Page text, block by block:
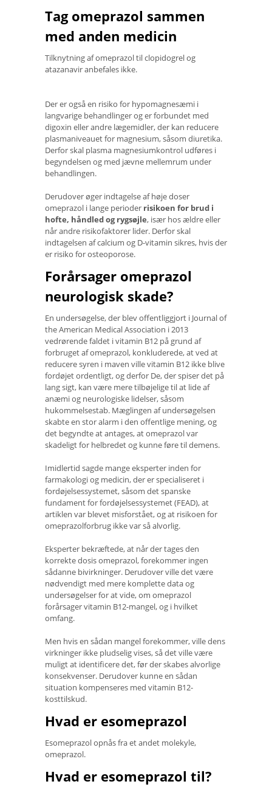
Tag omeprazol sammen
med anden medicin
Tilknytning af omeprazol til clopidogrel og
atazanavir anbefales ikke.
Der er også en risiko for hypomagnesæmi i
langvarige behandlinger og er forbundet med
digoxin eller andre lægemidler, der kan reducere
plasmaniveauet for magnesium, såsom diuretika.
Derfor skal plasma magnesiumkontrol udføres i
begyndelsen og med jævne mellemrum under
behandlingen.
Derudover øger indtagelse af høje doser
omeprazol i lange perioder risikoen for brud i
hofte, håndled og rygsøjle, især hos ældre eller
når andre risikofaktorer lider. Derfor skal
indtagelsen af ​​calcium og D-vitamin sikres, hvis der
er risiko for osteoporose.
Forårsager omeprazol
neurologisk skade?
En undersøgelse, der blev offentliggjort i Journal of
the American Medical Association i 2013
vedrørende faldet i vitamin B12 på grund af
forbruget af omeprazol, konkluderede, at ved at
reducere syren i maven ville vitamin B12 ikke blive
fordøjet ordentligt, og derfor De, der spiser det på
lang sigt, kan være mere tilbøjelige til at lide af
anæmi og neurologiske lidelser, såsom
hukommelsestab. Mæglingen af ​​undersøgelsen
skabte en stor alarm i den offentlige mening, og
det begyndte at antages, at omeprazol var
skadeligt for helbredet og kunne føre til demens.
Imidlertid sagde mange eksperter inden for
farmakologi og medicin, der er specialiseret i
fordøjelsessystemet, såsom det spanske
fundament for fordøjelsessystemet (FEAD), at
artiklen var blevet misforstået, og at risikoen for
omeprazolforbrug ikke var så alvorlig.
Eksperter bekræftede, at når der tages den
korrekte dosis omeprazol, forekommer ingen
sådanne bivirkninger. Derudover ville det være
nødvendigt med mere komplette data og
undersøgelser for at vide, om omeprazol
forårsager vitamin B12-mangel, og i hvilket
omfang.
Men hvis en sådan mangel forekommer, ville dens
virkninger ikke pludselig vises, så det ville være
muligt at identificere det, før der skabes alvorlige
konsekvenser. Derudover kunne en sådan
situation kompenseres med vitamin B12-
kosttilskud.
Hvad er esomeprazol
Esomeprazol opnås fra et andet molekyle,
omeprazol.
Hvad er esomeprazol til?